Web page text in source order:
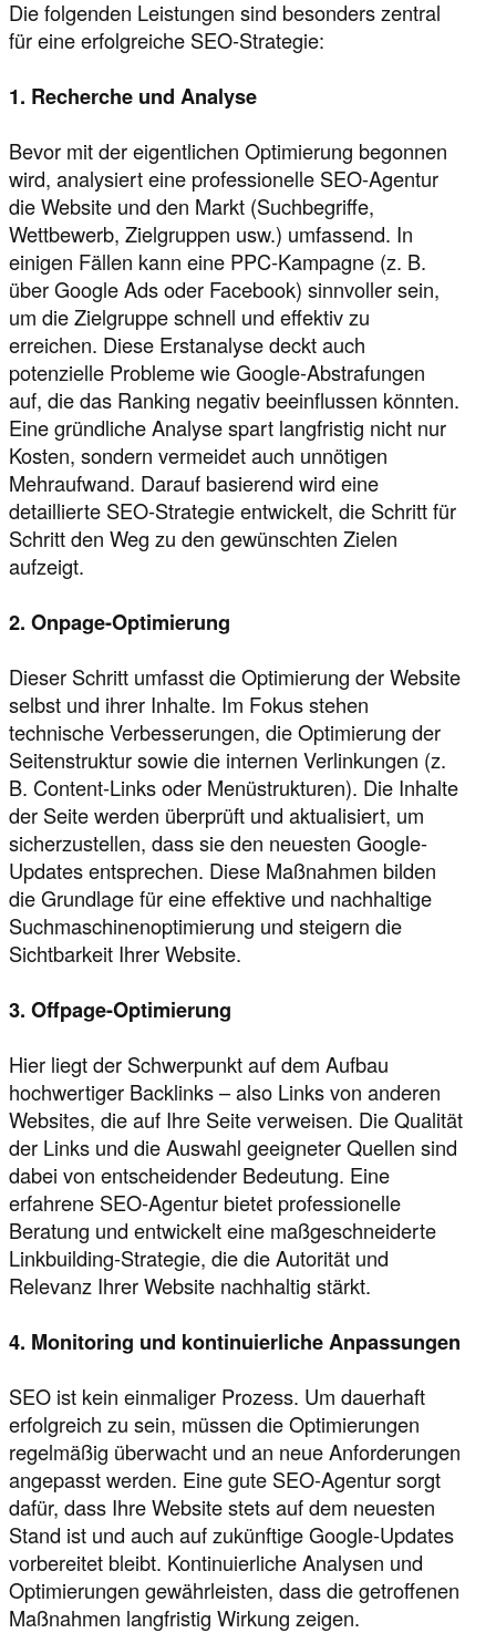
Die folgenden Leistungen sind besonders zentral
für eine erfolgreiche SEO-Strategie:
1. Recherche und Analyse
Bevor mit der eigentlichen Optimierung begonnen
wird, analysiert eine professionelle SEO-Agentur
die Website und den Markt (Suchbegriffe,
Wettbewerb, Zielgruppen usw.) umfassend. In
einigen Fällen kann eine PPC-Kampagne (z. B.
über Google Ads oder Facebook) sinnvoller sein,
um die Zielgruppe schnell und effektiv zu
erreichen. Diese Erstanalyse deckt auch
potenzielle Probleme wie Google-Abstrafungen
auf, die das Ranking negativ beeinflussen könnten.
Eine gründliche Analyse spart langfristig nicht nur
Kosten, sondern vermeidet auch unnötigen
Mehraufwand. Darauf basierend wird eine
detaillierte SEO-Strategie entwickelt, die Schritt für
Schritt den Weg zu den gewünschten Zielen
aufzeigt.
2. Onpage-Optimierung
Dieser Schritt umfasst die Optimierung der Website
selbst und ihrer Inhalte. Im Fokus stehen
technische Verbesserungen, die Optimierung der
Seitenstruktur sowie die internen Verlinkungen (z.
B. Content-Links oder Menüstrukturen). Die Inhalte
der Seite werden überprüft und aktualisiert, um
sicherzustellen, dass sie den neuesten Google-
Updates entsprechen. Diese Maßnahmen bilden
die Grundlage für eine effektive und nachhaltige
Suchmaschinenoptimierung und steigern die
Sichtbarkeit Ihrer Website.
3. Offpage-Optimierung
Hier liegt der Schwerpunkt auf dem Aufbau
hochwertiger Backlinks – also Links von anderen
Websites, die auf Ihre Seite verweisen. Die Qualität
der Links und die Auswahl geeigneter Quellen sind
dabei von entscheidender Bedeutung. Eine
erfahrene SEO-Agentur bietet professionelle
Beratung und entwickelt eine maßgeschneiderte
Linkbuilding-Strategie, die die Autorität und
Relevanz Ihrer Website nachhaltig stärkt.
4. Monitoring und kontinuierliche Anpassungen
SEO ist kein einmaliger Prozess. Um dauerhaft
erfolgreich zu sein, müssen die Optimierungen
regelmäßig überwacht und an neue Anforderungen
angepasst werden. Eine gute SEO-Agentur sorgt
dafür, dass Ihre Website stets auf dem neuesten
Stand ist und auch auf zukünftige Google-Updates
vorbereitet bleibt. Kontinuierliche Analysen und
Optimierungen gewährleisten, dass die getroffenen
Maßnahmen langfristig Wirkung zeigen.